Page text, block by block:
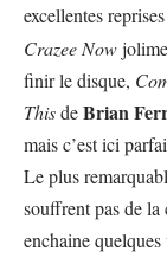
excellentes
Crazee Now
finir le disque,
ThisdeBrian
mais c’est ici
Le plus
souffrent pas de
enchaine quelques